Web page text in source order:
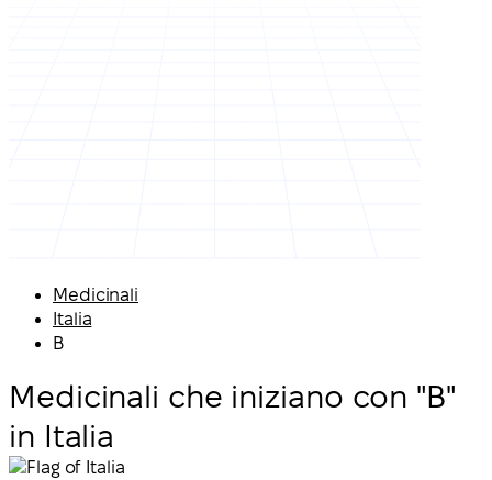
Medicinali
Italia
B
Medicinali che iniziano con "B"
in Italia